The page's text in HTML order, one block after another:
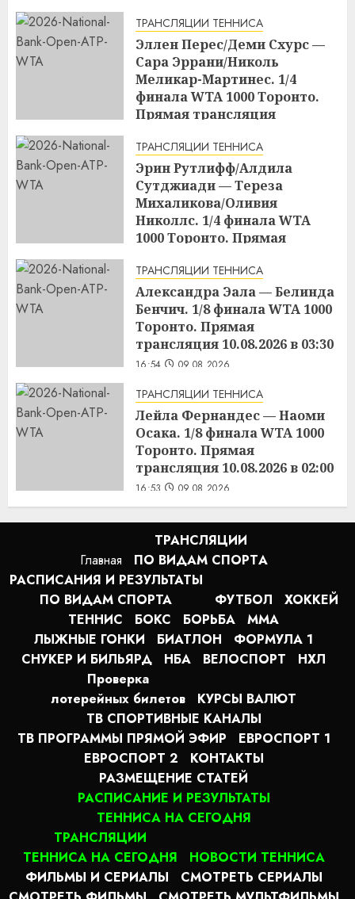
ТРАНСЛЯЦИИ ТЕННИСА
Эллен Перес/Деми Схурс —
Сара Эррани/Николь
Меликар-Мартинес. 1/4
финала WTA 1000 Торонто.
Прямая трансляция
17:03 09.08.2026
ТРАНСЛЯЦИИ ТЕННИСА
Эрин Рутлифф/Алдила
Сутджиади — Тереза
Михаликова/Оливия
Николлс. 1/4 финала WTA
1000 Торонто. Прямая
17:01 09.08.2026
ТРАНСЛЯЦИИ ТЕННИСА
Александра Эала — Белинда
Бенчич. 1/8 финала WTA 1000
Торонто. Прямая
трансляция 10.08.2026 в 03:30
16:54 09.08.2026
ТРАНСЛЯЦИИ ТЕННИСА
Лейла Фернандес — Наоми
Осака. 1/8 финала WTA 1000
Торонто. Прямая
трансляция 10.08.2026 в 02:00
16:53 09.08.2026
Главная
ТРАНСЛЯЦИИ
ПО ВИДАМ СПОРТA
РАСПИСАНИЯ И РЕЗУЛЬТАТЫ
ПО ВИДАМ СПОРТА
ФУТБОЛ
ХОККЕЙ
ТЕННИС
БОКС БОРЬБА
MMA
ЛЫЖНЫЕ ГОНКИ
БИАТЛОН
ФОРМУЛА 1
СНУКЕР И БИЛЬЯРД
НБА ВЕЛОСПОРТ
НХЛ
Проверка
лотерейных билетов
КУРСЫ ВАЛЮТ
ТВ СПОРТИВНЫЕ КАНАЛЫ
ТВ ПРОГРАММЫ ПРЯМОЙ ЭФИР
ЕВРОСПОРТ 1
ЕВРОСПОРТ 2
КОНТАКТЫ
РАЗМЕЩЕНИЕ СТАТЕЙ
РАСПИСАНИЕ И РЕЗУЛЬТАТЫ
ТЕННИСА НА СЕГОДНЯ
ТРАНСЛЯЦИИ
ТЕННИСА НА СЕГОДНЯ
НОВОСТИ ТЕННИСА
ФИЛЬМЫ И СЕРИАЛЫ
СМОТРЕТЬ СЕРИАЛЫ